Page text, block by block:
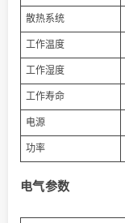
散热系统
工作温度
工作湿度
工作寿命
电源
功率
电气参数